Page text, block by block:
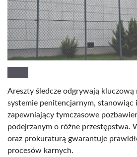
Areszty śledcze odgrywają
systemie penitencjarnym, stanowiąc
zapewniający tymczasowe
podejrzanym o różne przestępstwa.
oraz prokuraturą gwarantuje
procesów karnych.